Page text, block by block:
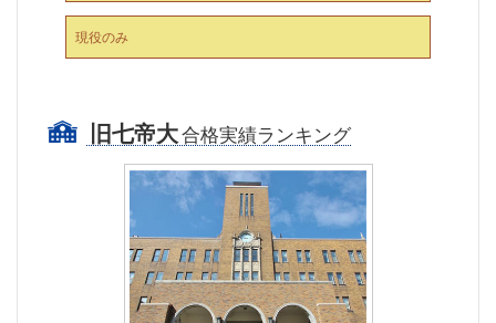
現役のみ
旧七帝大合格実績ランキング